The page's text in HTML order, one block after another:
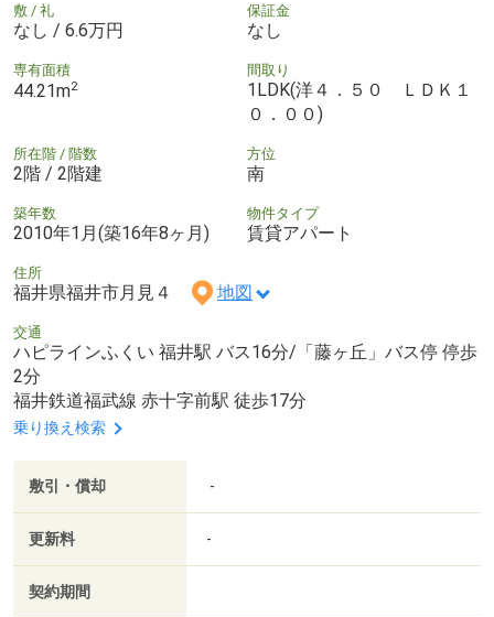
敷 / 礼
なし / 6.6万円
保証金
なし
専有面積
44.21m2
間取り
1LDK(洋４．５０ ＬＤＫ１
０．００)
所在階 / 階数
2階 / 2階建
方位
南
築年数
2010年1月(築16年8ヶ月)
物件タイプ
賃貸アパート
住所
福井県福井市月見４ 地図
交通
ハピラインふくい 福井駅 バス16分/「藤ヶ丘」バス停 停歩
2分
福井鉄道福武線 赤十字前駅 徒歩17分
乗り換え検索
敷引・償却 -
更新料 -
契約期間